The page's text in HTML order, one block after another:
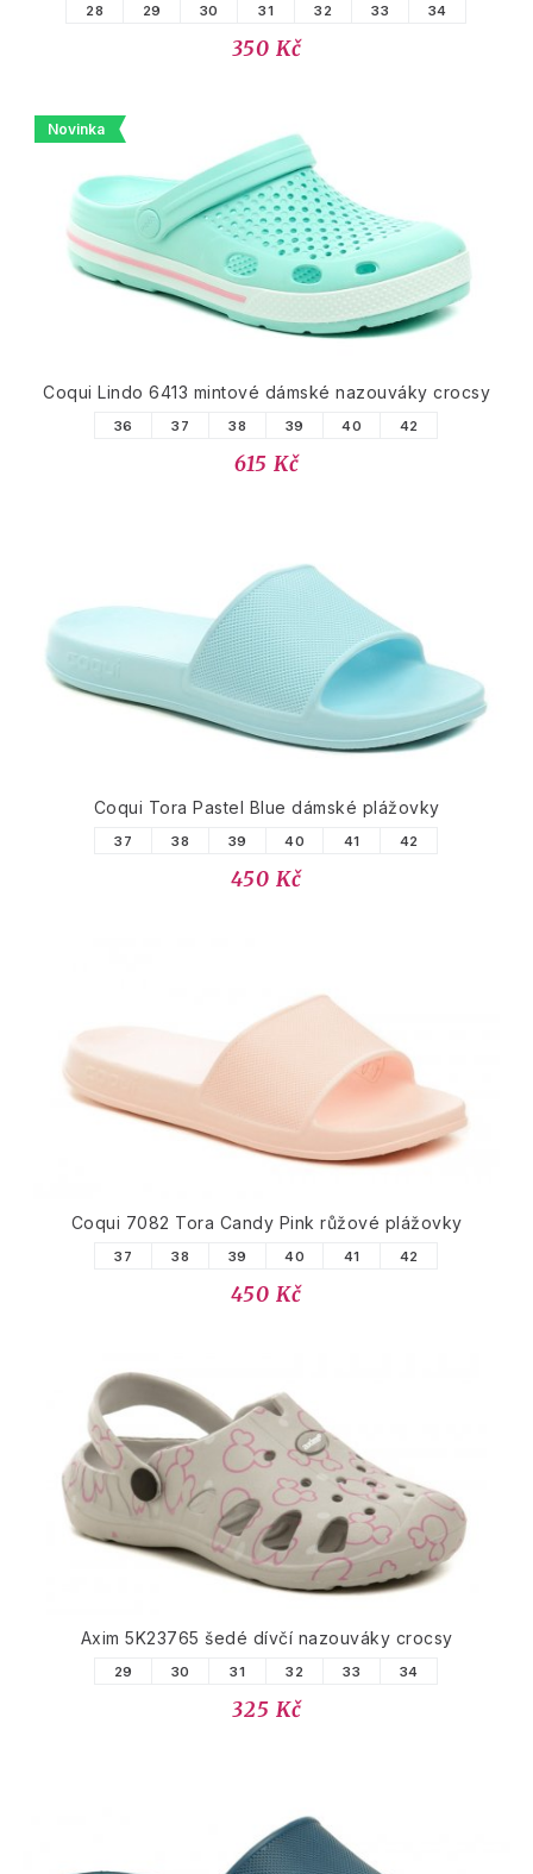
28 29 30 31 32 33 34
350 Kč
Novinka
Coqui Lindo 6413 mintové dámské nazouváky crocsy
36 37 38 39 40 42
615 Kč
Coqui Tora Pastel Blue dámské plážovky
37 38 39 40 41 42
450 Kč
Coqui 7082 Tora Candy Pink růžové plážovky
37 38 39 40 41 42
450 Kč
Axim 5K23765 šedé dívčí nazouváky crocsy
29 30 31 32 33 34
325 Kč